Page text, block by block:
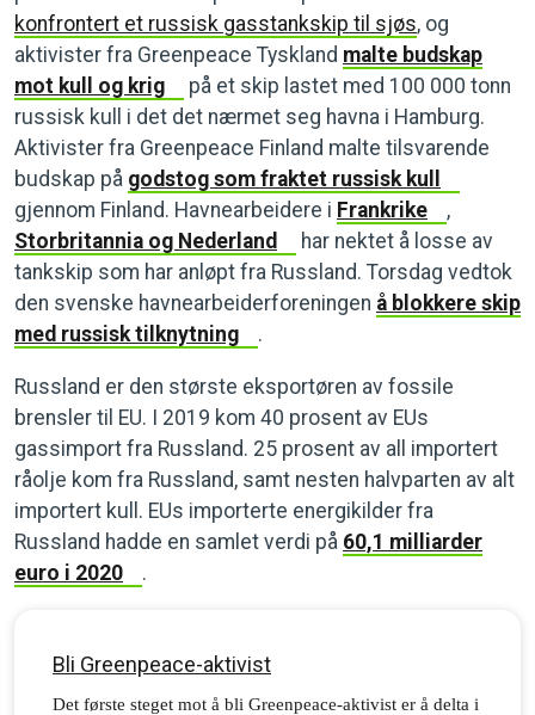
konfrontert et russisk gasstankskip til sjøs, og
aktivister fra Greenpeace Tyskland malte budskap
mot kull og krig
på et skip lastet med 100 000 tonn
russisk kull i det det nærmet seg havna i Hamburg.
Aktivister fra Greenpeace Finland malte tilsvarende
budskap på godstog som fraktet russisk kull
gjennom Finland. Havnearbeidere i Frankrike
,
Storbritannia og Nederland
har nektet å losse av
tankskip som har anløpt fra Russland. Torsdag vedtok
den svenske havnearbeiderforeningen å blokkere skip
med russisk tilknytning
.
Russland er den største eksportøren av fossile
brensler til EU. I 2019 kom 40 prosent av EUs
gassimport fra Russland. 25 prosent av all importert
råolje kom fra Russland, samt nesten halvparten av alt
importert kull. EUs importerte energikilder fra
Russland hadde en samlet verdi på 60,1 milliarder
euro i 2020
.
Bli Greenpeace-aktivist
Det første steget mot å bli Greenpeace-aktivist er å delta i